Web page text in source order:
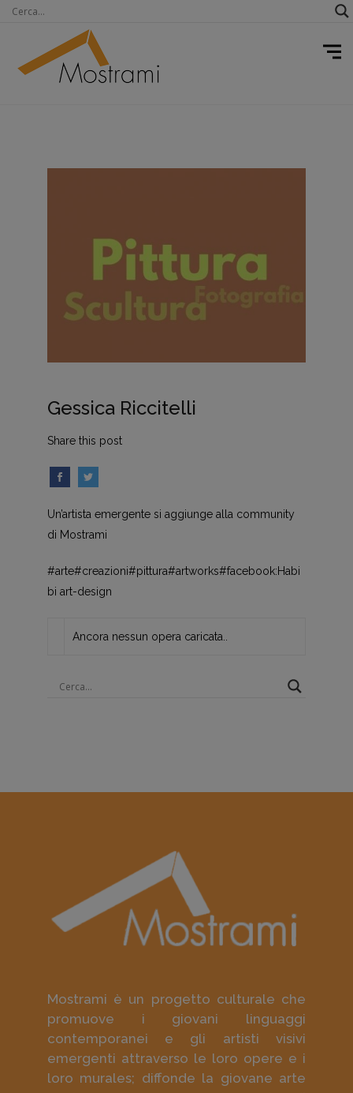
Gessica Riccitelli
Share this post
Un’artista emergente si aggiunge alla community
di Mostrami
#arte#creazioni#pittura#artworks#facebook:Habi
bi art-design
Ancora nessun opera caricata..
Mostrami è un progetto culturale che
promuove i giovani linguaggi
contemporanei e gli artisti visivi
emergenti attraverso le loro opere e i
loro murales; diffonde la giovane arte